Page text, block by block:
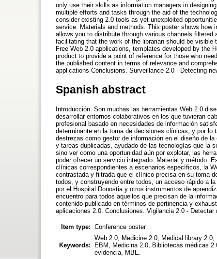
only use their skills as information managers in
multiple efforts and tasks through the aid of the
consider existing 2.0 tools as yet unexploited
service. Materials and methods. This poster shows
allows you to distribute through various channels
facilitating that the work of the librarian should be
Free Web 2.0 applications, templates developed by the
product to provide a point of reference for those who
the published content in terms of relevance and
applications Conclusions. Surveillance 2.0 - Detecting
Spanish abstract
Introducción. Son muchas las herramientas Web 2.0
desarrollar entornos colaborativos en los que tuvieran
profesional basado en necesidades de información
determinante en la toma de decisiones clínicas, y por lo
destrezas como gestor de información en el diseño de
y tareas duplicadas, ayudado de las tecnologías que la
sino ver como una oportunidad aún por explotar, las
poder ofrecer un servicio integrado. Material y método.
clínicas correspondientes a escenarios específicos, la
contrastada y filtrada que el clínico precisa en su toma
todos, y construyendo entre todos, un acceso rápido a
por el Hospital Donostia y otros instrumentos de
encuentro para todos aquellos que precisan de la
contenido publicado en términos de pertinencia y
aplicaciones 2.0. Conclusiones. Vigilancia 2.0 -
Item type: Conference poster
Keywords:
Web 2.0, Medicine 2.0, Medical library
EBM, Medicina 2.0, Bibliotecas médicas
evidencia, MBE.